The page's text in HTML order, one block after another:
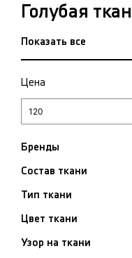
Голубая
Показать все
Цена
Бренды
Состав ткани
Тип ткани
Цвет ткани
Узор на ткани